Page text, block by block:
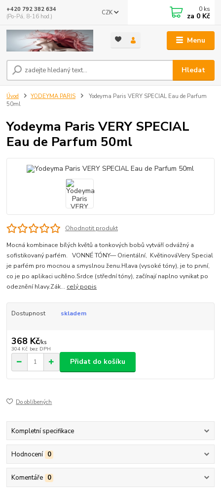
Menu
CZK
Hledat
+420 792 382 634
(Po-Pá, 8-16 hod.)
0 ks
za 0 Kč
Úvod YODEYMA PARIS
Yodeyma Paris VERY SPECIAL Eau de Parfum
50ml
Yodeyma Paris VERY SPECIAL
Eau de Parfum 50ml
Ohodnotit produkt
Mocná kombinace bílých květů a tonkových bobů vytváří odvážný a
sofistikovaný parfém. VONNÉ TÓNY— Orientální, KvětinováVery Special
je parfém pro mocnou a smyslnou ženu.Hlava (vysoké tóny), je to první,
co je po aplikaci ucítěno.Srdce (střední tóny), začínají naplno vynikat po
odeznění hlavy.Zák... celý popis
Dostupnost skladem
368 Kč/ks
304 Kč bez DPH
Přidat do košíku
Do oblíbených
Kompletní specifikace
Hodnocení 0
Komentáře 0